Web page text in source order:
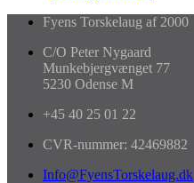
Fyens Torskelaug af 2000
C/O Peter Nygaard
Munkebjergvænget 77
5230 Odense M
+45 40 25 01 22
CVR-nummer: 42469882
Info@FyensTorskelaug.dk